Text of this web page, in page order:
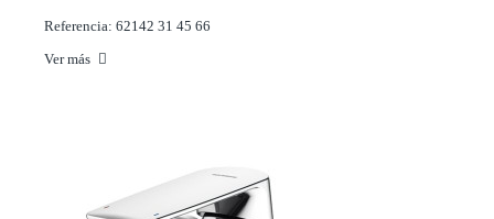
Referencia: 62142 31 45 66
Ver más